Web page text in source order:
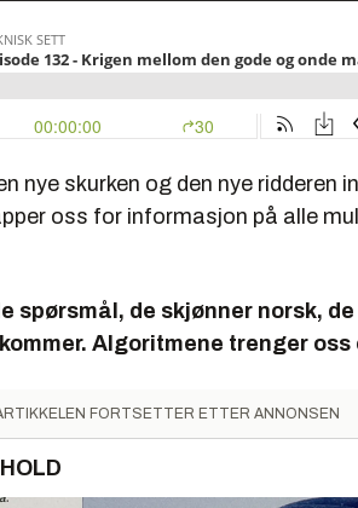
nye skurken og den nye ridderen
oss for informasjon på alle
spørsmål, de skjønner norsk,
Algoritmene trenger oss
FORTSETTER ETTER ANNONSEN